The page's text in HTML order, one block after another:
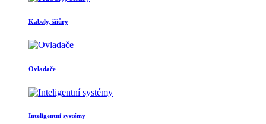
Kabely, šňůry
Ovladače
Inteligentní systémy